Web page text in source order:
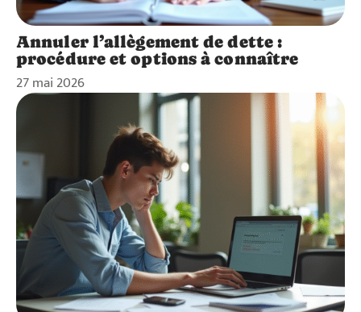
Annuler l’allègement de dette :
procédure et options à connaître
27 mai 2026